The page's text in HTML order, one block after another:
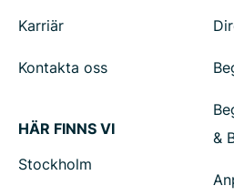
Karriär
Kontakta oss
HÄR FINNS VI
Stockholm
&